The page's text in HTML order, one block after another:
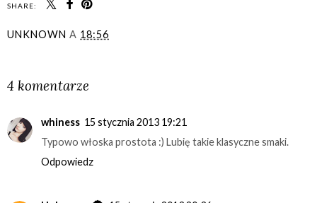
SHARE:
UNKNOWN A 18:56
4 komentarze
whiness 15 stycznia 2013 19:21
Typowo włoska prostota :) Lubię takie klasyczne smaki.
Odpowiedz